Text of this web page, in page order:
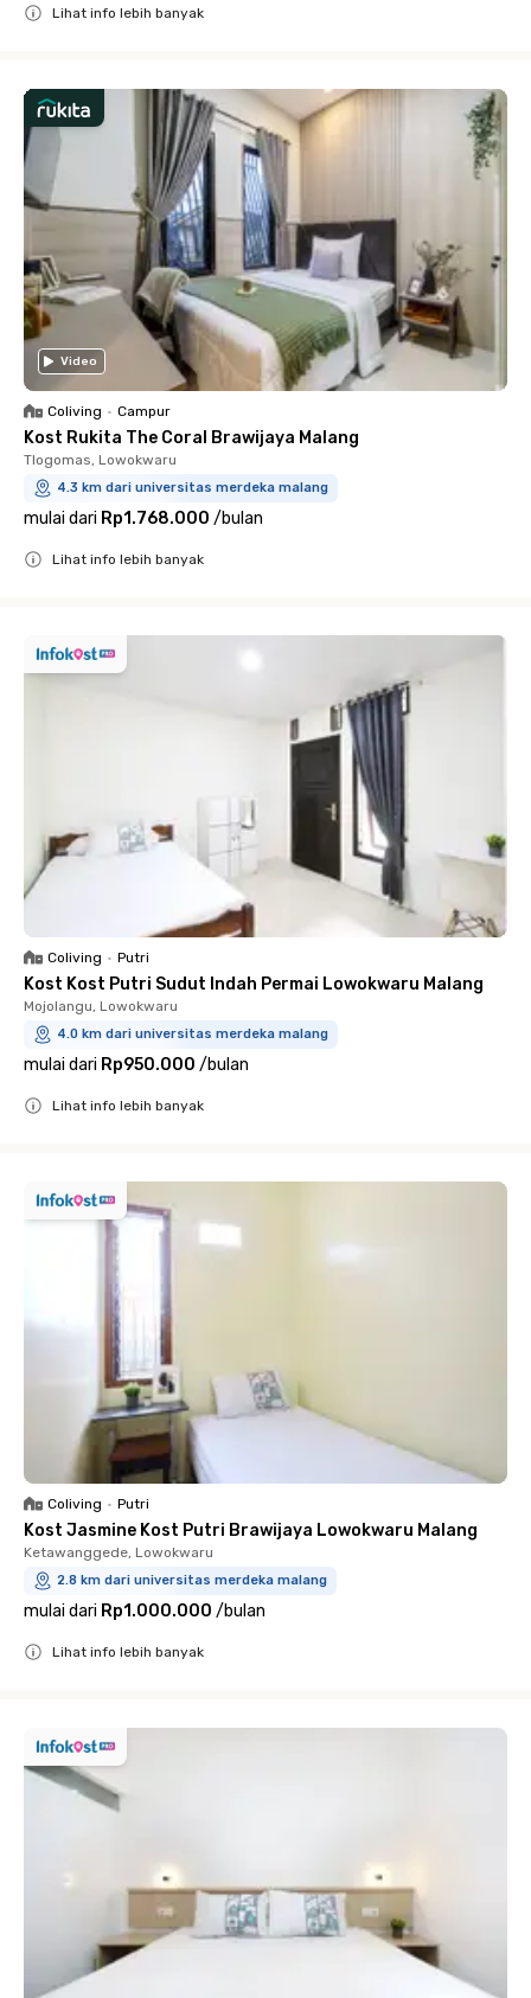
Lihat info lebih banyak
Video
Coliving • Campur
Kost Rukita The Coral Brawijaya Malang
Tlogomas, Lowokwaru
4.3 km dari universitas merdeka malang
mulai dari Rp1.768.000 /bulan
Lihat info lebih banyak
Coliving • Putri
Kost Kost Putri Sudut Indah Permai Lowokwaru Malang
Mojolangu, Lowokwaru
4.0 km dari universitas merdeka malang
mulai dari Rp950.000 /bulan
Lihat info lebih banyak
Coliving • Putri
Kost Jasmine Kost Putri Brawijaya Lowokwaru Malang
Ketawanggede, Lowokwaru
2.8 km dari universitas merdeka malang
mulai dari Rp1.000.000 /bulan
Lihat info lebih banyak